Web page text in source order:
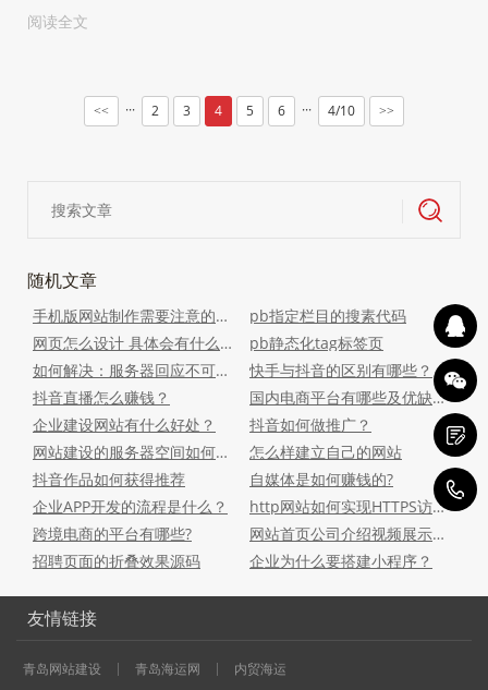
阅读全文
<< ··· 2 3 4 5 6 ··· 4/10 >>
随机文章
手机版网站制作需要注意的事项
pb指定栏目的搜素代码
网页怎么设计 具体会有什么要求呢
pb静态化tag标签页
如何解决：服务器回应不可路由的地址，使用服务器地址代替
快手与抖音的区别有哪些？
抖音直播怎么赚钱？
国内电商平台有哪些及优缺点？
企业建设网站有什么好处？
抖音如何做推广？
网站建设的服务器空间如何选择？
怎么样建立自己的网站
抖音作品如何获得推荐
自媒体是如何赚钱的?
企业APP开发的流程是什么？
http网站如何实现HTTPS访问？
跨境电商的平台有哪些?
网站首页公司介绍视频展示代码
招聘页面的折叠效果源码
企业为什么要搭建小程序？
友情链接
青岛网站建设 青岛海运网 内贸海运